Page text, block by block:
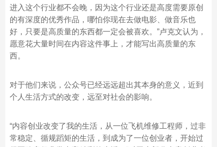
进入这个行业都不会晚，因为这个行业还是高度需要原创
的有深度的优秀作品，哪怕你现在去做电影、做音乐也
好，只要是高质量的东西都一定会被喜欢。”卢克文认为，
愿意花大量时间在内容这件事上，才能写出高质量的东
西。
对于他们来说，公众号已经远远超出其本身的意义，近到
个人生活方式的改变，远至对社会的影响。
“内容创业改变了我的生活，从一位飞机维修工程师，过非
常稳定、循规蹈矩的生活，到成为了一位创业者，开始过